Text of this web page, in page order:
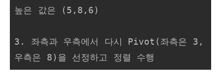
높은 값은 (5,8,6)
3. 좌측과 우측에서 다시 Pivot(좌측은 3,
우측은 8)을 선정하고 정렬 수행